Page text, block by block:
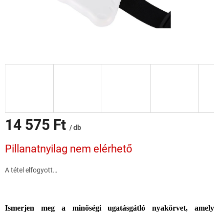
14 575 Ft / db
Pillanatnyilag nem elérhető
A tétel elfogyott…
Ismerjen meg a minőségi ugatásgátló nyakörvet, amely